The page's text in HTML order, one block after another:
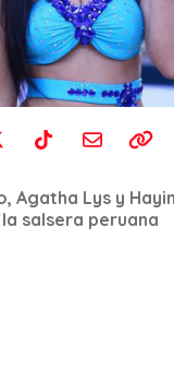
Agatha Lys y
salsera peruana